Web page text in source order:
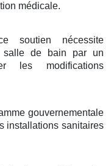
médicale.
soutien nécessite
salle de bain par un
les modifications
gouvernementale
installations sanitaires